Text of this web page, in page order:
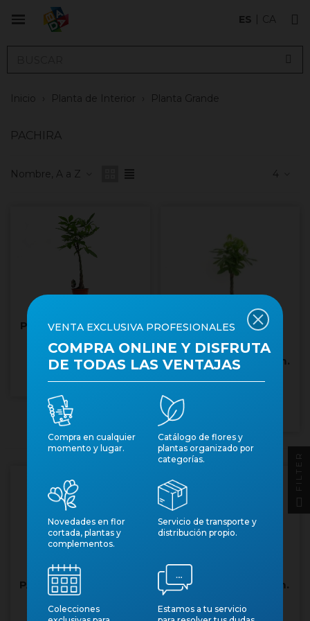
ES CA
Inicio Planta de Interior Planta Grande
PACHIRA
Nombre, A a Z 4
PACHIRA M20-120cm.
Núm. art.: 344 PACHIRA M22-140cm.
PACHIRA M25 160-170 PACHIRA M35-190cm.
VENTA EXCLUSIVA PROFESIONALES
COMPRA ONLINE Y DISFRUTA
DE TODAS LAS VENTAJAS
Compra en cualquier
momento y lugar.
Catálogo de flores y
plantas organizado por
categorías.
Novedades en flor
cortada, plantas y
complementos.
Servicio de transporte y
distribución propio.
Colecciones
Estamos a tu servicio
FILTER